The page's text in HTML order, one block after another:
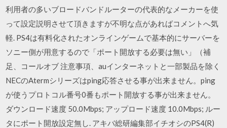
利用者の多いブロードバンドルーターの代表的なメーカーを使
って設定説明させて頂きますが不明な点があればコメントへ気
軽. PS4は有料化されたオンラインゲームで基本的にサーバーを
ソニー側が用意するので「ポート開放する必要は無い」（補
足、コールオブ 注意事項、auインターネットと一部製品を除く
NECのAtermシリーズはping応答させる事が出来ません。ping
が使うプロトコル番号0番もポート開放する事が出来ません。
ダウンロード速度 50.0Mbps; アップロード速度 10.0Mbps; ルー
タにポート開放設定無し. アキバ総研編集部イチオシのPS4(R)